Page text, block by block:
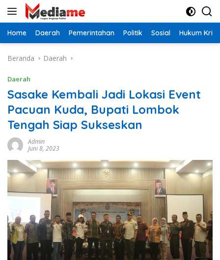
Langsung
Home Daerah Pemerintahan Politik Sosial Hukum
Beranda Daerah
Daerah
Sasake Kembali Jadi Lokasi Event
Pacuan Kuda, Bupati Lombok
Tengah Siap Sukseskan
Admin
Juni 8, 2023